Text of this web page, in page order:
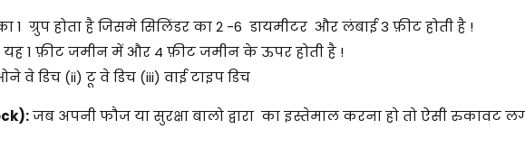
1 ग्रुप होता है जिसमे सिलिंडर का 2 -6 डायमीटर और लंबाई 3 फ़ीट होती है !
यह 1 फ़ीट जमीन में और 4 फ़ीट जमीन के ऊपर होती है !
वे डिच (ii) टू वे डिच (iii) वाई टाइप डिच
जब अपनी फौज या सुरक्षा बालो द्वारा का इस्तेमाल करना हो तो ऐसी रुकावट